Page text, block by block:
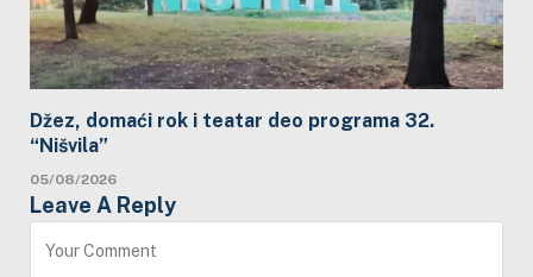
Džez, domaći rok i teatar deo programa 32.
“Nišvila”
05/08/2026
Leave A Reply